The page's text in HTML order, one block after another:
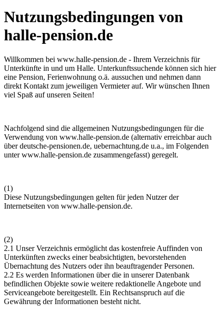
Nutzungsbedingungen von
halle-pension.de
Willkommen bei www.halle-pension.de - Ihrem Verzeichnis für
Unterkünfte in und um Halle. Unterkunftssuchende können sich hier
eine Pension, Ferienwohnung o.ä. aussuchen und nehmen dann
direkt Kontakt zum jeweiligen Vermieter auf. Wir wünschen Ihnen
viel Spaß auf unseren Seiten!
Nachfolgend sind die allgemeinen Nutzungsbedingungen für die
Verwendung von www.halle-pension.de (alternativ erreichbar auch
über deutsche-pensionen.de, uebernachtung.de u.a., im Folgenden
unterwww.halle-pension.de zusammengefasst) geregelt.
(1)
Diese Nutzungsbedingungen gelten für jeden Nutzer der
Internetseiten von www.halle-pension.de.
(2)
2.1 Unser Verzeichnis ermöglicht das kostenfreie Auffinden von
Unterkünften zwecks einer beabsichtigten, bevorstehenden
Übernachtung des Nutzers oder ihn beauftragender Personen.
2.2 Es werden Informationen über die in unserer Datenbank
befindlichen Objekte sowie weitere redaktionelle Angebote und
Serviceangebote bereitgestellt. Ein Rechtsanspruch auf die
Gewährung der Informationen besteht nicht.